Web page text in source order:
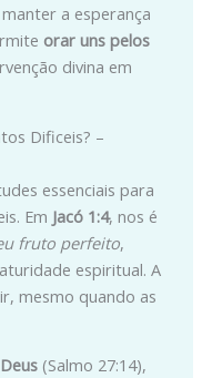
a esperança
orar uns pelos
divina em
Dificeis? –
essenciais para
Em Jacó 1:4, nos é
fruto perfeito,
espiritual. A
mesmo quando as
(Salmo 27:14),